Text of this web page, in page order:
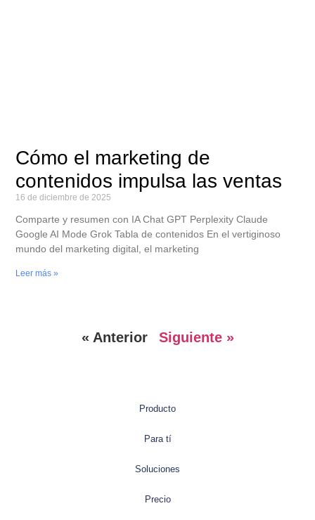
Cómo el marketing de
contenidos impulsa las ventas
16 de diciembre de 2025
Comparte y resumen con IA Chat GPT Perplexity Claude
Google AI Mode Grok Tabla de contenidos En el vertiginoso
mundo del marketing digital, el marketing
Leer más »
« Anterior Siguiente »
Producto
Para tí
Soluciones
Precio